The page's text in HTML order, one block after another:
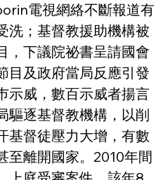
電視網絡不斷報道有
洗；基督教援助機構被
，下議院祕書呈請國會
目及政府當局反應引發
示威，數百示威者揚言
驅逐基督教機構，以削
基督徒壓力大增，有數
至離開國家。2010年間